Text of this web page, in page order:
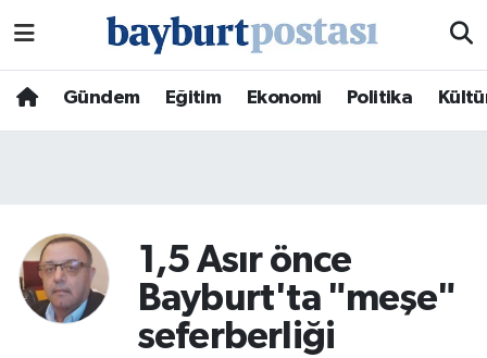
Gündem Eğitim Ekonomi Politika
1,5 Asır önce
Bayburt'ta "meşe"
seferberliği
Trafik Durumu
Süper Lig Puan Durumu ve Fikstür